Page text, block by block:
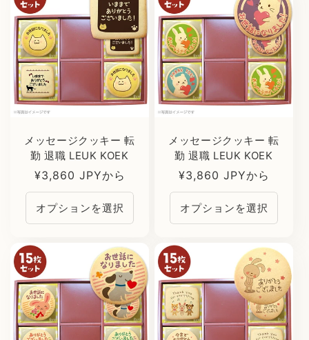
メッセージクッキー 転
勤 退職 LEUK KOEK
通
常
価
格
¥3,860 JPYから
オプションを選択
メッセージクッキー 転
勤 退職 LEUK KOEK
通
常
価
格
¥3,860 JPYから
オプションを選択